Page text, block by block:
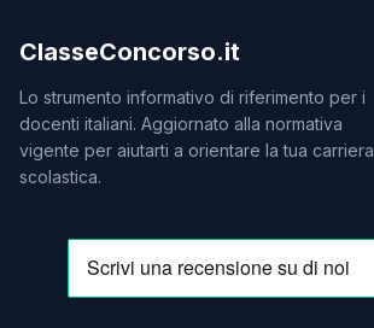
ClasseConcorso.it
Lo strumento informativo di riferimento per i
docenti italiani. Aggiornato alla normativa
vigente per aiutarti a orientare la tua carriera
scolastica.